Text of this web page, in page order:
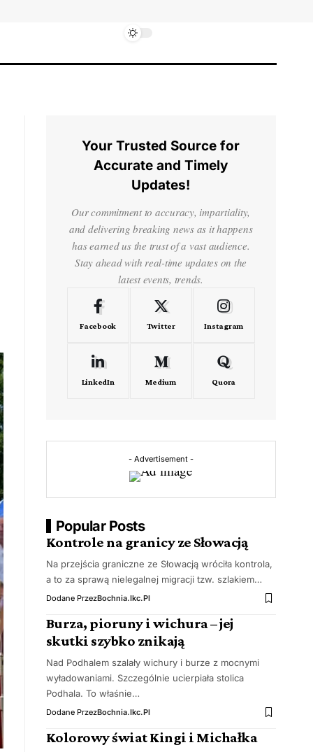
Your Trusted Source for
Accurate and Timely
Updates!
Our commitment to accuracy, impartiality,
and delivering breaking news as it happens
has earned us the trust of a vast audience.
Stay ahead with real-time updates on the
latest events, trends.
Facebook Twitter Instagram
LinkedIn Medium Quora
- Advertisement -
Popular Posts
Kontrole na granicy ze Słowacją
Na przejścia graniczne ze Słowacją wróciła kontrola,
a to za sprawą nielegalnej migracji tzw. szlakiem…
Dodane PrzezBochnia.ikc.pl
Burza, pioruny i wichura – jej
skutki szybko znikają
Nad Podhalem szalały wichury i burze z mocnymi
wyładowaniami. Szczególnie ucierpiała stolica
Podhala. To właśnie…
Dodane PrzezBochnia.ikc.pl
Kolorowy świat Kingi i Michałka